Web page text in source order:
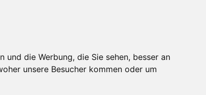
die Werbung, die Sie sehen, besser an
unsere Besucher kommen oder um